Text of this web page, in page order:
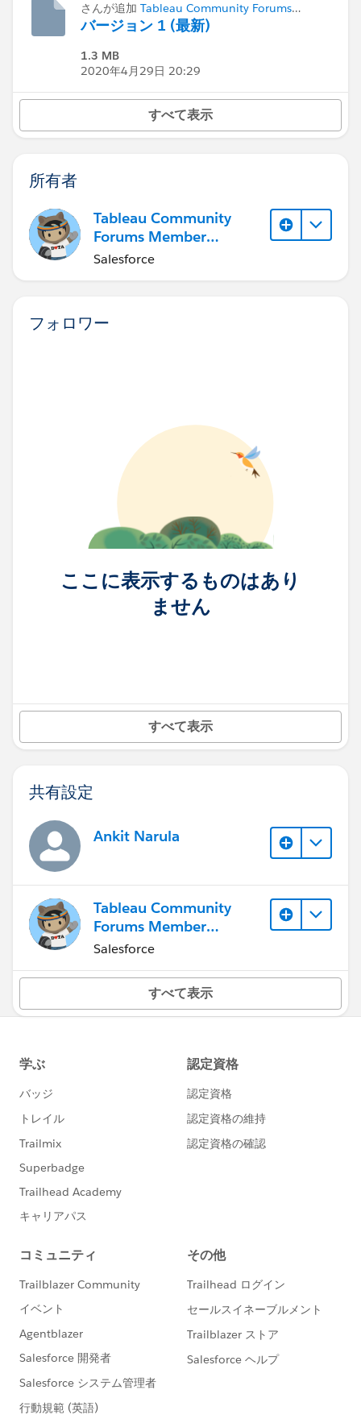
さんが追加 Tableau Community Forums
Member (Inactive)
バージョン 1 (最新)
1.3 MB
2020年4月29日 20:29
すべて表示
所有者
Tableau Community
Forums Member
(Inactive)
Salesforce
フォロワー
ここに表示するものはあり
ません
すべて表示
共有設定
Ankit Narula
Tableau Community
Forums Member
(Inactive)
Salesforce
すべて表示